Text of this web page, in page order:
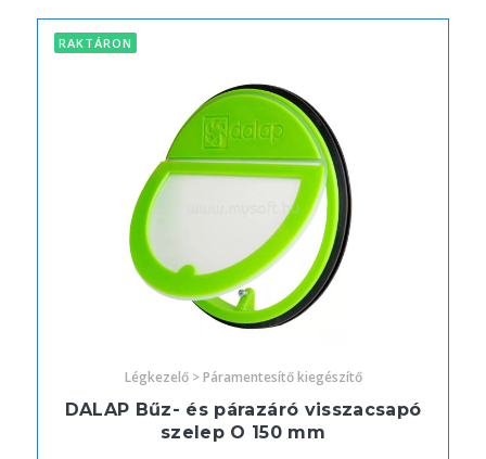
RAKTÁRON
Légkezelő > Páramentesítő kiegészítő
DALAP Bűz- és párazáró visszacsapó
szelep O 150 mm